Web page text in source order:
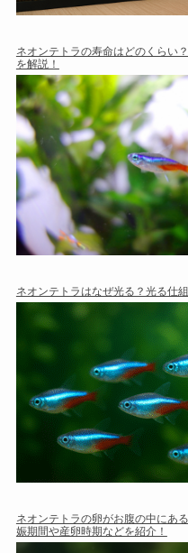
ネオンテトラの寿命はどのくらい
を解説！
ネオンテトラはなぜ光る？光る仕
ネオンテトラの卵がお腹の中にあ
娠期間や産卵時期などを紹介！